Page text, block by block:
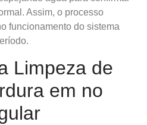
Assim, o processo
funcionamento do sistema
Limpeza de
em no